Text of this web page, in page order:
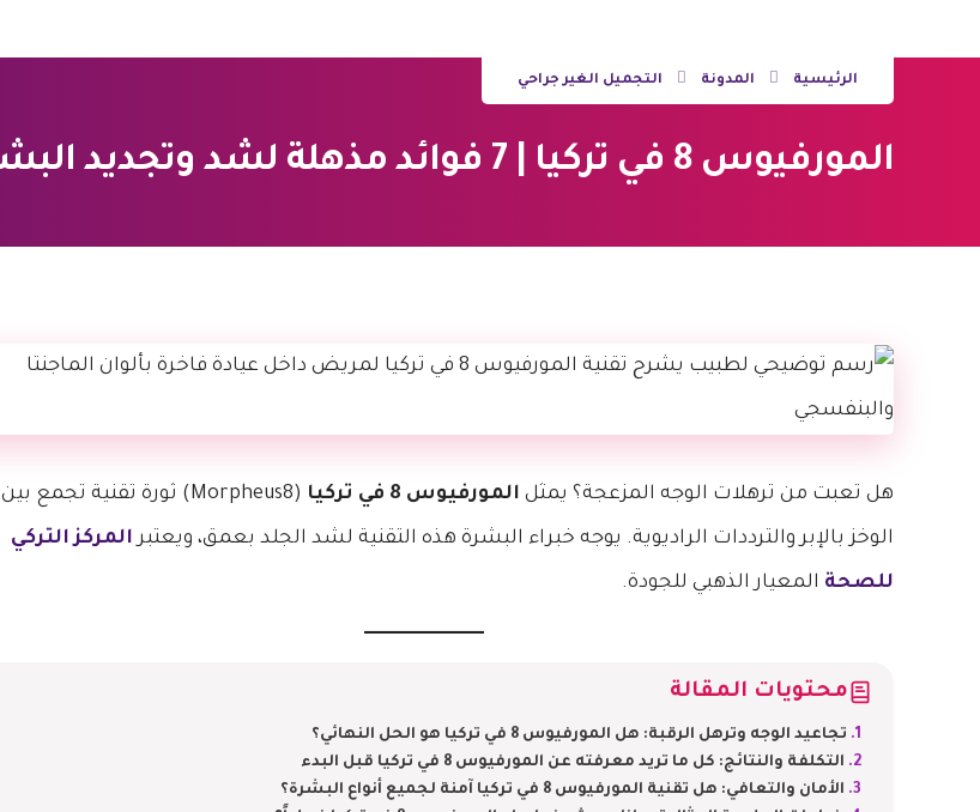
الرئيسية المدونة التجميل الغير جراحي
المورفيوس 8 في تركيا | 7 فوائد مذهلة لشد وتجديد البشرة
هل تعبت من ترهلات الوجه المزعجة؟ يمثل المورفيوس 8 في تركيا (Morpheus8) ثورة تقنية تجمع بين
الوخز بالإبر والترددات الراديوية. يوجه خبراء البشرة هذه التقنية لشد الجلد بعمق، ويعتبرالمركز التركي
للصحة المعيار الذهبي للجودة.
محتويات المقالة
تجاعيد الوجه وترهل الرقبة: هل المورفيوس 8 في تركيا هو الحل النهائي؟
التكلفة والنتائج: كل ما تريد معرفته عن المورفيوس 8 في تركيا قبل البدء
الأمان والتعافي: هل تقنية المورفيوس 8 في تركيا آمنة لجميع أنواع البشرة؟